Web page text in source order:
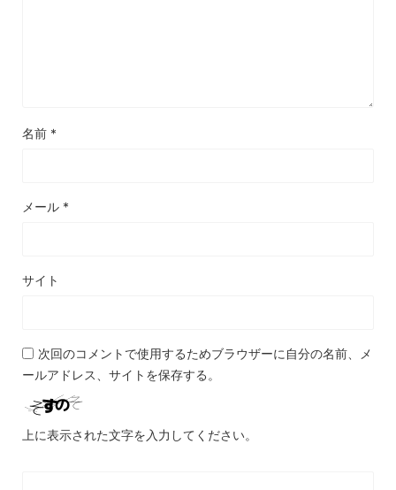
名前 *
メール *
サイト
次回のコメントで使用するためブラウザーに自分の名前、メ
ールアドレス、サイトを保存する。
上に表示された文字を入力してください。